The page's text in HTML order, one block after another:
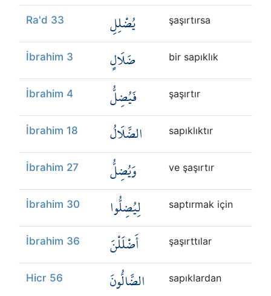
Ra'd 33 يُضْلِلِ şaşırtırsa
İbrahim 3 ضَلَالٍ bir sapıklık
İbrahim 4 فَيُضِلُّ şaşırtır
İbrahim 18 الضَّلَالُ sapıklıktır
İbrahim 27 وَيُضِلُّ ve şaşırtır
İbrahim 30 لِيُضِلُّوا saptırmak için
İbrahim 36 أَضْلَلْنَ şaşırttılar
Hicr 56 الضَّالُّونَ sapıklardan